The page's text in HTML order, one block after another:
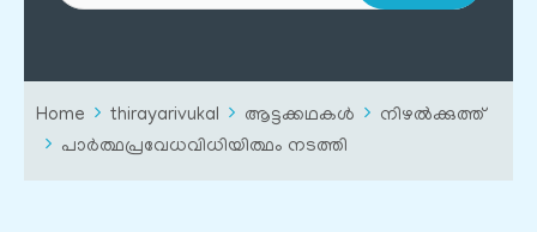
Home thirayarivukal ആട്ടക്കഥകൾ
നിഴൽക്കുത്ത്
പാർത്ഥപ്രവേധവിധിയിത്ഥം നടത്തി